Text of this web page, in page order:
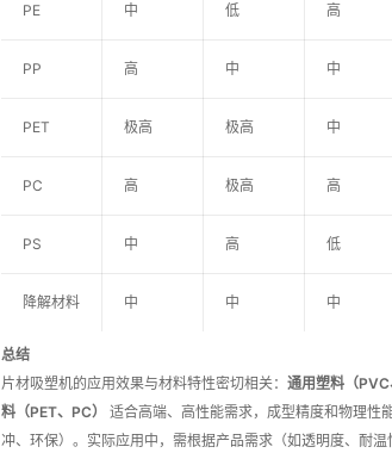
PE 中 低 高
PP 高 中 中
PET 极高 极高 中
PC 高 极高 高
PS 中 高 低
降解材料 中 中 中
总结
片材吸塑机的应用效果与材料特性密切相关： 通用塑料（PVC
料（PET、PC）
适合高端、高性能需求，成型精度和物理性
冲、环保）。实际应用中，需根据产品需求（如透明度、耐